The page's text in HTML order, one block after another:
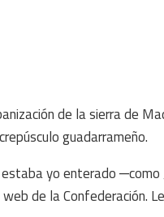
de la sierra de
guadarrameño.
yo enterado
de la Confederación.